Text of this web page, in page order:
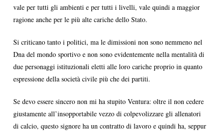
vale per tutti gli ambienti e per tutti i livelli, vale quindi a maggior
ragione anche per le più alte cariche dello Stato.
Si criticano tanto i politici, ma le dimissioni non sono nemmeno nel
Dna del mondo sportivo e non sono evidentemente nella mentalità di
due personaggi istituzionali eletti alle loro cariche proprio in quanto
espressione della società civile più che dei partiti.
Se devo essere sincero non mi ha stupito Ventura: oltre il non cedere
giustamente all’insopportabile vezzo di colpevolizzare gli allenatori
di calcio, questo signore ha un contratto di lavoro e quindi ha, seppur